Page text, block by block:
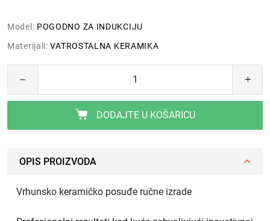
Model: POGODNO ZA INDUKCIJU
Materijali: VATROSTALNA KERAMIKA
DODAJTE U KOŠARICU
OPIS PROIZVODA
Vrhunsko keramičko posuđe ručne izrade